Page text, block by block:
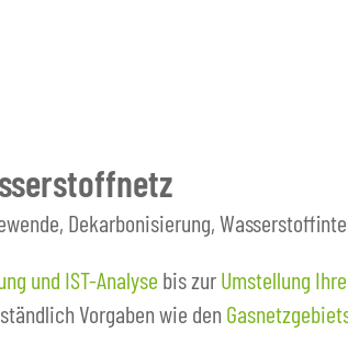
Dekarbonisierung,
und IST-Analyse bis zurUmstellung
Vorgaben wie den